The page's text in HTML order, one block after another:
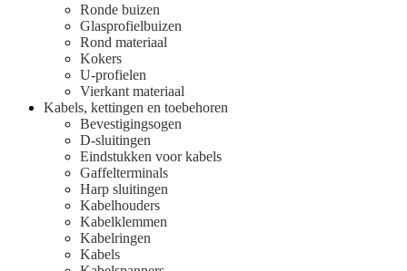
Ronde buizen
Glasprofielbuizen
Rond materiaal
Kokers
U-profielen
Vierkant materiaal
Kabels, kettingen en toebehoren
Bevestigingsogen
D-sluitingen
Eindstukken voor kabels
Gaffelterminals
Harp sluitingen
Kabelhouders
Kabelklemmen
Kabelringen
Kabels